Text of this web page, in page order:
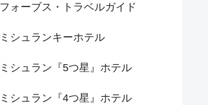
フォーブス・トラベルガイド
ミシュランキーホテル
ミシュラン『5つ星』ホテル
ミシュラン『4つ星』ホテル